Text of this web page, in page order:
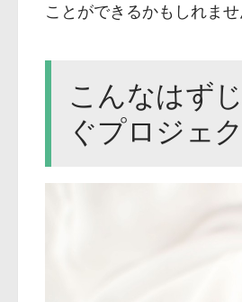
ことができるかもしれませ
こんなはず
ぐプロジェ